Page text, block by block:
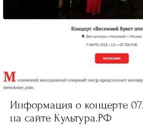
Информация о концерте
на сайте Культура.РФ